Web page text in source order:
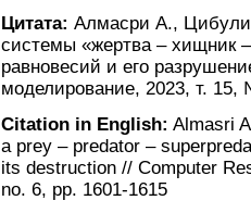
Цитата: Алмасри А.,
системы «жертва – хищник
равновесий и его
моделирование, 2023, т. 15,
Citation in English: Almasri
a prey – predator –
its destruction // Computer
no. 6, pp. 1601-1615